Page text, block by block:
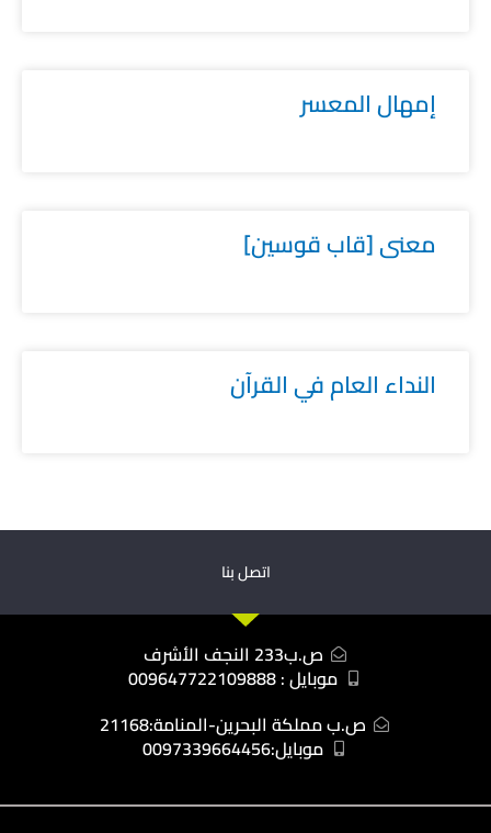
إمهال المعسر
معنى [قاب قوسين]
النداء العام في القرآن
اتصل بنا
ص.ب233 النجف الأشرف
موبايل : 009647722109888
ص.ب مملكة البحرين-المنامة:21168
موبايل:0097339664456